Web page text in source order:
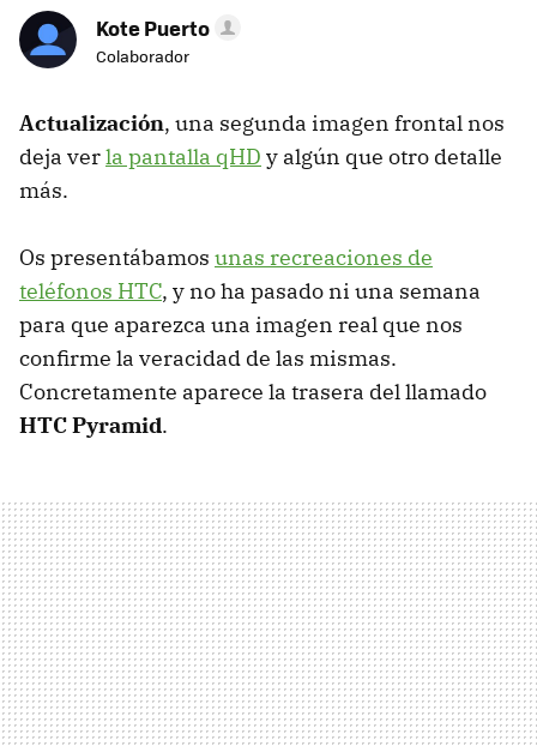
Kote Puerto
Colaborador
Actualización, una segunda imagen frontal nos
deja verla pantalla qHD y algún que otro detalle
más.
Os presentábamos unas recreaciones de
teléfonos HTC, y no ha pasado ni una semana
para que aparezca una imagen real que nos
confirme la veracidad de las mismas.
Concretamente aparece la trasera del llamado
HTCPyramid.